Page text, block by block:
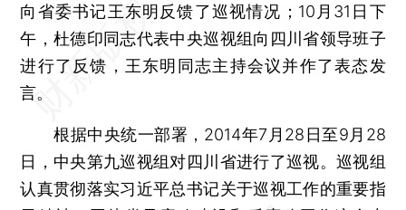
向省委书记王东明反馈了巡视情况；10月31日下
午，杜德印同志代表中央巡视组向四川省领导班子
进行了反馈，王东明同志主持会议并作了表态发
言。
根据中央统一部署，2014年7月28日至9月28
日，中央第九巡视组对四川省进行了巡视。巡视组
认真贯彻落实习近平总书记关于巡视工作的重要指